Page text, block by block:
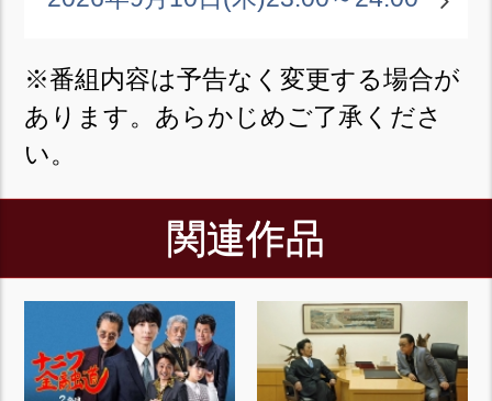
※番組内容は予告なく変更する場合が
あります。あらかじめご了承くださ
い。
関連作品